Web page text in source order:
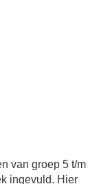
van groep 5 t/m
ingevuld. Hier